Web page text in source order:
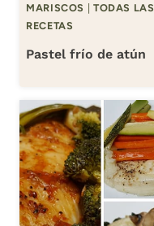
MARISCOS
TODAS LAS
RECETAS
Pastel frío de atún